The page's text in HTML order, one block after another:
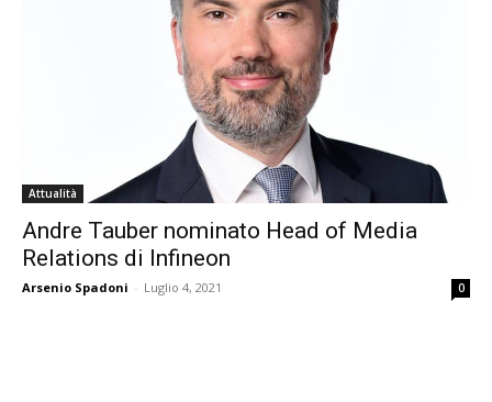
Attualità
Andre Tauber nominato Head of Media
Relations di Infineon
Arsenio Spadoni - Luglio 4, 2021 0